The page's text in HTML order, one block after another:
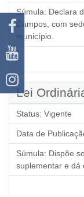
Súmula: Declara
Campos, com
município.
Lei
Status: Vigente
Data de
Súmula: Dispõe
suplementar e dá